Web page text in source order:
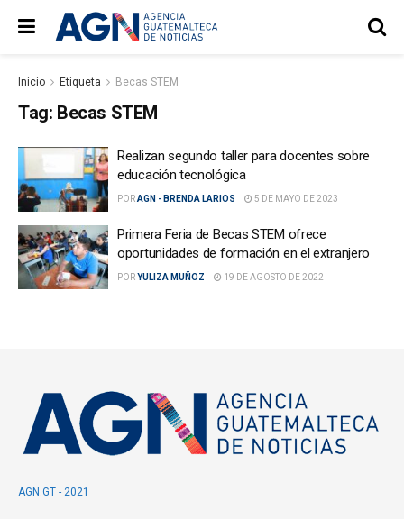
Inicio Etiqueta Becas STEM
Tag: Becas STEM
Realizan segundo taller para docentes sobre
educación tecnológica
PORAGN - BRENDA LARIOS 5 DE MAYO DE 2023
Primera Feria de Becas STEM ofrece
oportunidades de formación en el extranjero
PORYULIZA MUÑOZ 19 DE AGOSTO DE 2022
AGN.GT - 2021